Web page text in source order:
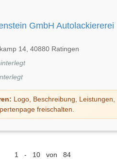
GmbH Autolackiererei
14, 40880 Ratingen
Logo, Beschreibung, Leistungen,
freischalten.
1 - 10 von 84